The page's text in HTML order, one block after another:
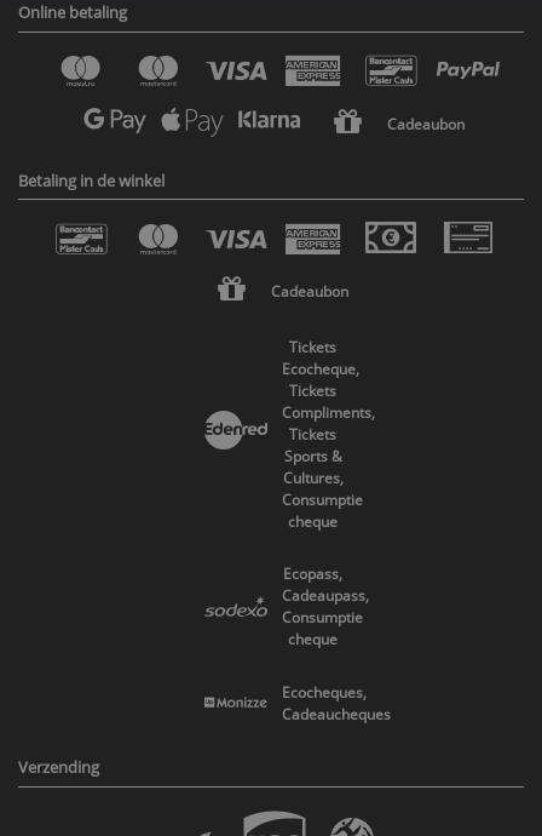
Online betaling
Cadeaubon
Betaling in de winkel
Cadeaubon
Tickets
Ecocheque,
Tickets
Compliments,
Tickets
Sports &
Cultures,
Consumptie
cheque
Ecopass,
Cadeaupass,
Consumptie
cheque
Ecocheques,
Cadeaucheques
Verzending